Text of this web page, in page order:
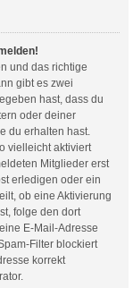
und das richtige
gibt es zwei
hast, dass du
oder deiner
du erhalten hast.
vielleicht aktiviert
Mitglieder erst
erledigen oder ein
ob eine Aktivierung
folge den dort
E-Mail-Adresse
Filter blockiert
korrekt